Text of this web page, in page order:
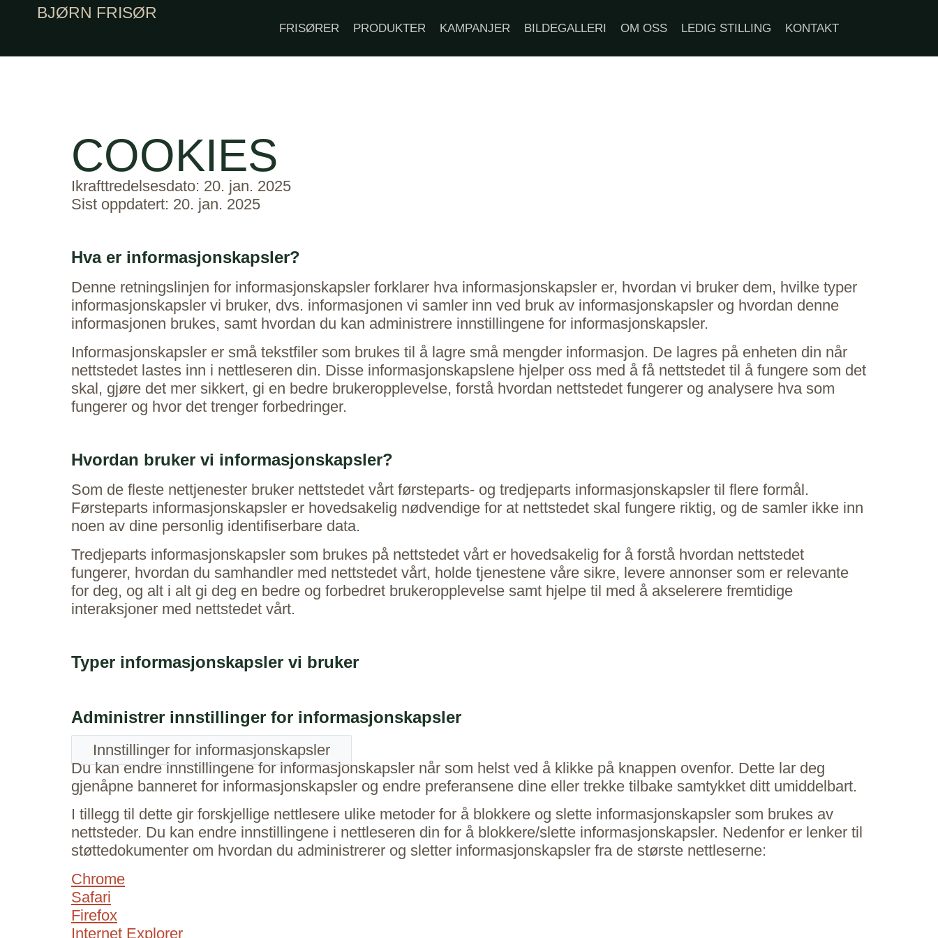
BJØRN FRISØR
FRISØRER PRODUKTER KAMPANJER BILDEGALLERI OM OSS LEDIG STILLING KONTAKT
COOKIES
Ikrafttredelsesdato: 20. jan. 2025
Sist oppdatert: 20. jan. 2025
Hva er informasjonskapsler?
Denne retningslinjen for informasjonskapsler forklarer hva informasjonskapsler er, hvordan vi bruker dem, hvilke typer
informasjonskapsler vi bruker, dvs. informasjonen vi samler inn ved bruk av informasjonskapsler og hvordan denne
informasjonen brukes, samt hvordan du kan administrere innstillingene for informasjonskapsler.
Informasjonskapsler er små tekstfiler som brukes til å lagre små mengder informasjon. De lagres på enheten din når
nettstedet lastes inn i nettleseren din. Disse informasjonskapslene hjelper oss med å få nettstedet til å fungere som det
skal, gjøre det mer sikkert, gi en bedre brukeropplevelse, forstå hvordan nettstedet fungerer og analysere hva som
fungerer og hvor det trenger forbedringer.
Hvordan bruker vi informasjonskapsler?
Som de fleste nettjenester bruker nettstedet vårt førsteparts- og tredjeparts informasjonskapsler til flere formål.
Førsteparts informasjonskapsler er hovedsakelig nødvendige for at nettstedet skal fungere riktig, og de samler ikke inn
noen av dine personlig identifiserbare data.
Tredjeparts informasjonskapsler som brukes på nettstedet vårt er hovedsakelig for å forstå hvordan nettstedet
fungerer, hvordan du samhandler med nettstedet vårt, holde tjenestene våre sikre, levere annonser som er relevante
for deg, og alt i alt gi deg en bedre og forbedret brukeropplevelse samt hjelpe til med å akselerere fremtidige
interaksjoner med nettstedet vårt.
Typer informasjonskapsler vi bruker
Administrer innstillinger for informasjonskapsler
Innstillinger for informasjonskapsler
Du kan endre innstillingene for informasjonskapsler når som helst ved å klikke på knappen ovenfor. Dette lar deg
gjenåpne banneret for informasjonskapsler og endre preferansene dine eller trekke tilbake samtykket ditt umiddelbart.
I tillegg til dette gir forskjellige nettlesere ulike metoder for å blokkere og slette informasjonskapsler som brukes av
nettsteder. Du kan endre innstillingene i nettleseren din for å blokkere/slette informasjonskapsler. Nedenfor er lenker til
støttedokumenter om hvordan du administrerer og sletter informasjonskapsler fra de største nettleserne:
Chrome
Safari
Firefox
Internet Explorer